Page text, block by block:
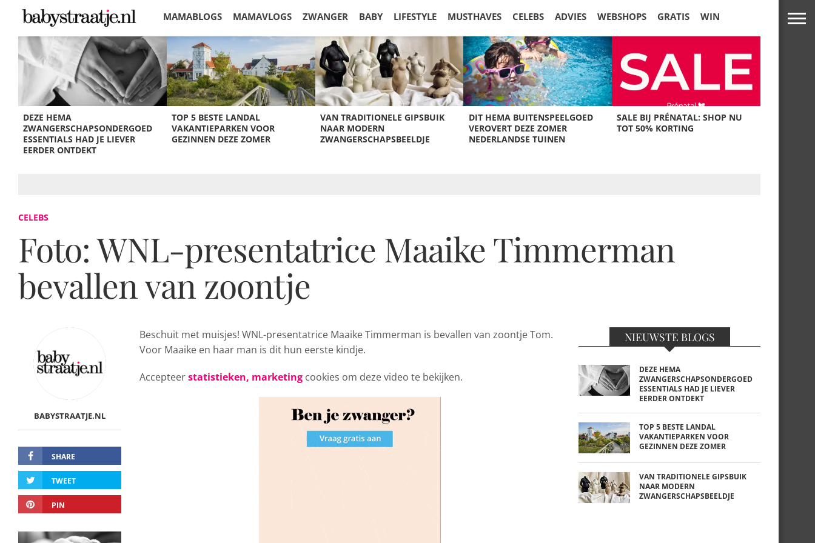
MAMABLOGS MAMAVLOGS ZWANGER BABY LIFESTYLE MUSTHAVES CELEBS ADVIES WEBSHOPS GRATIS WIN
KORTINGEN
DEZE HEMA
ZWANGERSCHAPSONDERGOED
ESSENTIALS HAD JE LIEVER
EERDER ONTDEKT
TOP 5 BESTE LANDAL
VAKANTIEPARKEN VOOR
GEZINNEN DEZE ZOMER
VAN TRADITIONELE GIPSBUIK
NAAR MODERN
ZWANGERSCHAPSBEELDJE
DIT HEMA BUITENSPEELGOED
VEROVERT DEZE ZOMER
NEDERLANDSE TUINEN
SALE BIJ PRÉNATAL: SHOP NU
TOT 50% KORTING
CELEBS
Foto: WNL-presentatrice Maaike Timmerman
bevallen van zoontje
BABYSTRAATJE.NL
SHARE
TWEET
PIN
Beschuit met muisjes! WNL-presentatrice Maaike Timmerman is bevallen van zoontje Tom.
Voor Maaike en haar man is dit hun eerste kindje.
Accepteerstatistieken, marketing cookies om deze video te bekijken.
NIEUWSTE BLOGS
DEZE HEMA
ZWANGERSCHAPSONDERGOED
ESSENTIALS HAD JE LIEVER
EERDER ONTDEKT
TOP 5 BESTE LANDAL
VAKANTIEPARKEN VOOR
GEZINNEN DEZE ZOMER
VAN TRADITIONELE GIPSBUIK
NAAR MODERN
ZWANGERSCHAPSBEELDJE